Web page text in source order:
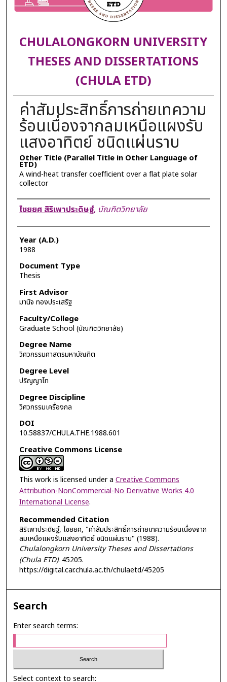
CHULALONGKORN UNIVERSITY
THESES AND DISSERTATIONS
(CHULA ETD)
ค่าสัมประสิทธิ์การถ่ายเทความ
ร้อนเนื่องจากลมเหนือแผงรับ
แสงอาทิตย์ ชนิดแผ่นราบ
Other Title (Parallel Title in Other Language of
ETD)
A wind-heat transfer coefficient over a flat plate solar
collector
Author
ไชยยศ สิริเพาประดิษฐ์, บัณฑิตวิทยาลัย
Year (A.D.)
1988
Document Type
Thesis
First Advisor
มานิจ ทองประเสริฐ
Faculty/College
Graduate School (บัณฑิตวิทยาลัย)
Degree Name
วิศวกรรมศาสตรมหาบัณฑิต
Degree Level
ปริญญาโท
Degree Discipline
วิศวกรรมเครื่องกล
DOI
10.58837/CHULA.THE.1988.601
Creative Commons License
This work is licensed under a Creative Commons
Attribution-NonCommercial-No Derivative Works 4.0
International License.
Recommended Citation
สิริเพาประดิษฐ์, ไชยยศ, "ค่าสัมประสิทธิ์การถ่ายเทความร้อนเนื่องจาก
ลมเหนือแผงรับแสงอาทิตย์ ชนิดแผ่นราบ" (1988).
Chulalongkorn University Theses and Dissertations
(Chula ETD). 45205.
https://digital.car.chula.ac.th/chulaetd/45205
Search
Enter search terms:
Select context to search: